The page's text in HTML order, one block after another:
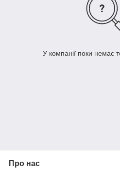
У компанії поки немає
Про нас